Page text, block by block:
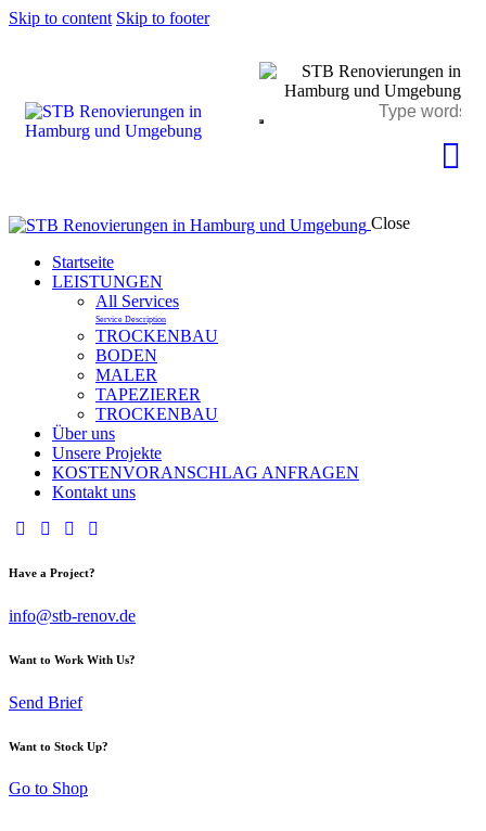
Skip to content Skip to footer
Close
Startseite
LEISTUNGEN
All Services
Service Description
TROCKENBAU
BODEN
MALER
TAPEZIERER
TROCKENBAU
Über uns
Unsere Projekte
KOSTENVORANSCHLAG ANFRAGEN
Kontakt uns
Have a Project?
info@stb-renov.de
Want to Work With Us?
Send Brief
Want to Stock Up?
Go to Shop